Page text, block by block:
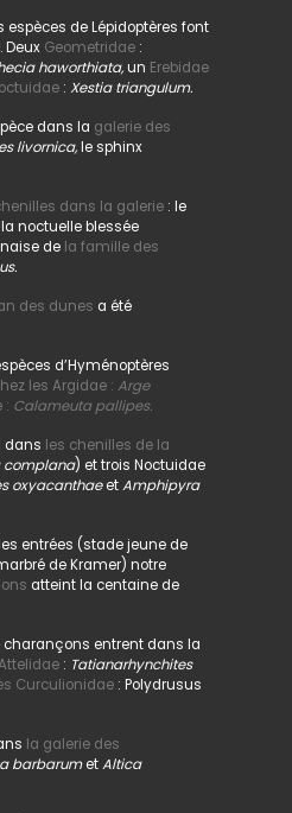
de Lépidoptères font
Deux Geometridae:
haworthiata,un Erebidae
: Xestia triangulum.
dans la galerie des
livornica,le sphinx
dans la galerie : le
noctuelle blessée
dela famille des
des dunes a été
d’Hyménoptères
les Argidae : Arge
: Calameuta pallipes.
dans les chenilles de la
complana) et trois Noctuidae
oxyacanthaeetAmphipyra
entrées (stade jeune de
de Kramer) notre
atteint la centaine de
charançons entrent dans la
: Tatianarhynchites
Curculionidae: Polydrusus
la galerie des
barbarumetAltica